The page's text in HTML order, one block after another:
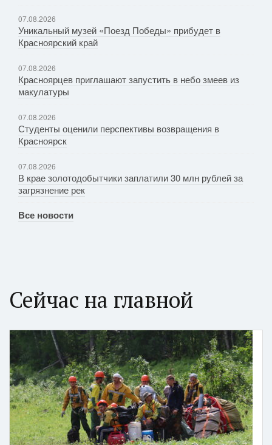
07.08.2026
Уникальный музей «Поезд Победы» прибудет в
Красноярский край
07.08.2026
Красноярцев приглашают запустить в небо змеев из
макулатуры
07.08.2026
Студенты оценили перспективы возвращения в
Красноярск
07.08.2026
В крае золотодобытчики заплатили 30 млн рублей за
загрязнение рек
Все новости
Сейчас на главной